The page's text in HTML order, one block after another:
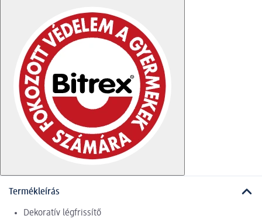
Termékleírás
Dekoratív légfrissítő